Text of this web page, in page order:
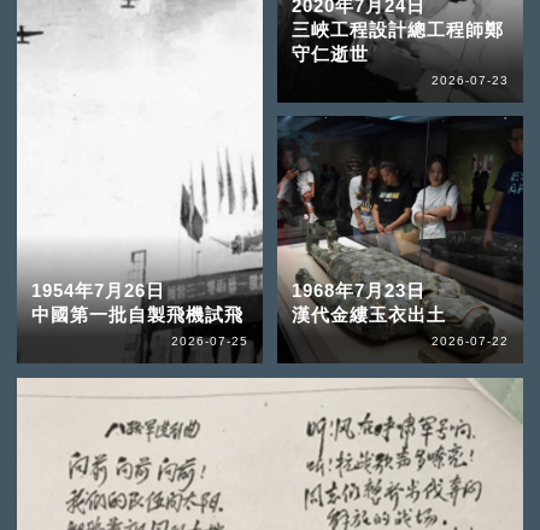
1954年7月26日
中國第一批自製飛機試飛
2026-07-25
2020年7月24日
三峽工程設計總工程師鄭
守仁逝世
2026-07-23
1968年7月23日
漢代金縷玉衣出土
2026-07-22